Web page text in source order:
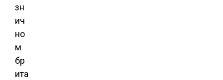
зн
ич
но
м
бр
ита